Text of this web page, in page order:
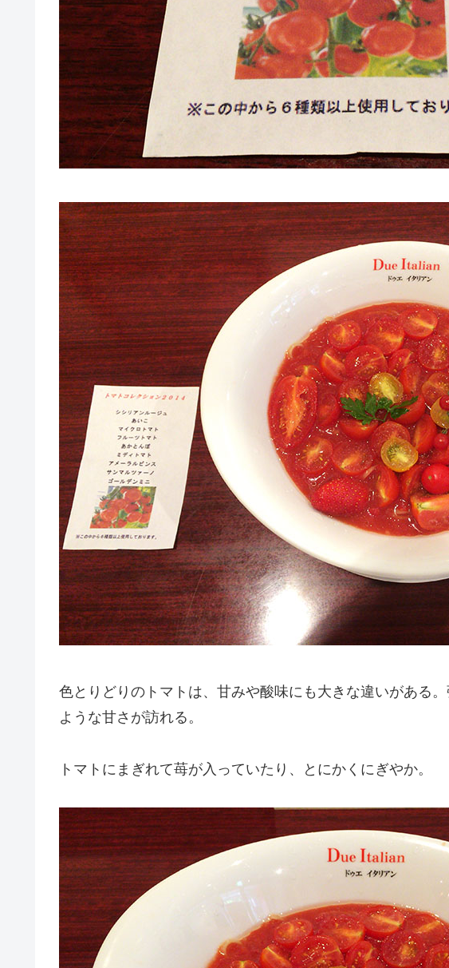
色とりどりのトマトは、甘みや酸味にも大きな違いがある
ような甘さが訪れる。
トマトにまぎれて苺が入っていたり、とにかくにぎやか。